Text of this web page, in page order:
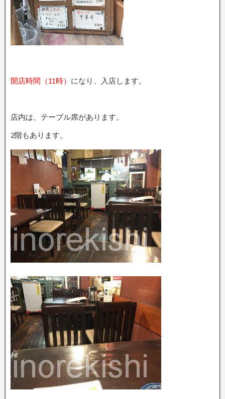
開店時間（11時） になり、入店します。
店内は、テーブル席があります。
2階もあります。